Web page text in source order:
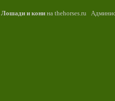
Лошади и конина thehorses.ru